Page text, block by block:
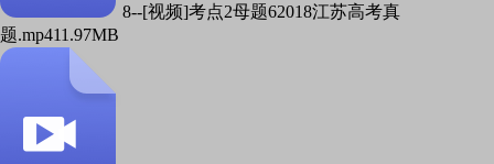
8--[视频]考点2母题62018江苏高考真
题.mp411.97MB